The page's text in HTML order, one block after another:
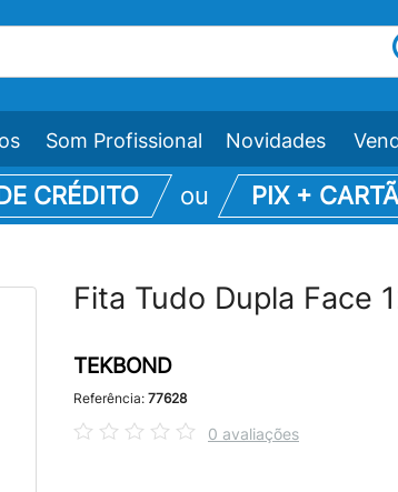
Som Profissional Novidades
CRÉDITO ou PIX +
Fita Tudo Dupla Face
TEKBOND
Referência: 77628
0 avaliações